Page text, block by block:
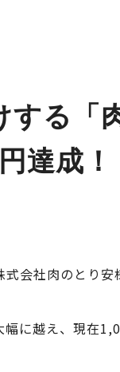
る「
達成！
会社肉のとり
に越え、現在